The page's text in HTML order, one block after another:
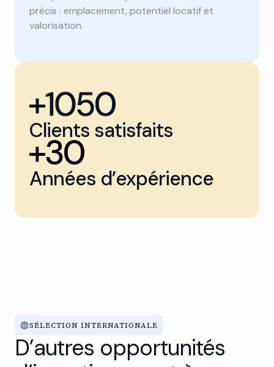
précis : emplacement, potentiel locatif et
valorisation.
Clients satisfaits
Années d’expérience
SÉLECTION INTERNATIONALE
D’autres opportunités